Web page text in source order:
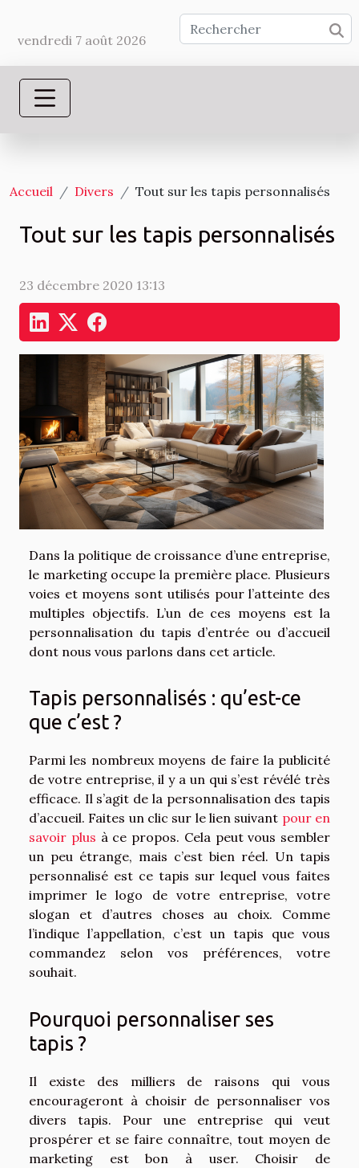
vendredi 7 août 2026
Accueil Divers Tout sur les tapis personnalisés
Tout sur les tapis personnalisés
23 décembre 2020 13:13
Dans la politique de croissance d’une entreprise,
le marketing occupe la première place. Plusieurs
voies et moyens sont utilisés pour l’atteinte des
multiples objectifs. L’un de ces moyens est la
personnalisation du tapis d’entrée ou d’accueil
dont nous vous parlons dans cet article.
Tapis personnalisés : qu’est-ce
que c’est ?
Parmi les nombreux moyens de faire la publicité
de votre entreprise, il y a un qui s’est révélé très
efficace. Il s’agit de la personnalisation des tapis
d’accueil. Faites un clic sur le lien suivant pour en
savoir plus à ce propos. Cela peut vous sembler
un peu étrange, mais c’est bien réel. Un tapis
personnalisé est ce tapis sur lequel vous faites
imprimer le logo de votre entreprise, votre
slogan et d’autres choses au choix. Comme
l’indique l’appellation, c’est un tapis que vous
commandez selon vos préférences, votre
souhait.
Pourquoi personnaliser ses
tapis ?
Il existe des milliers de raisons qui vous
encourageront à choisir de personnaliser vos
divers tapis. Pour une entreprise qui veut
prospérer et se faire connaître, tout moyen de
marketing est bon à user. Choisir de